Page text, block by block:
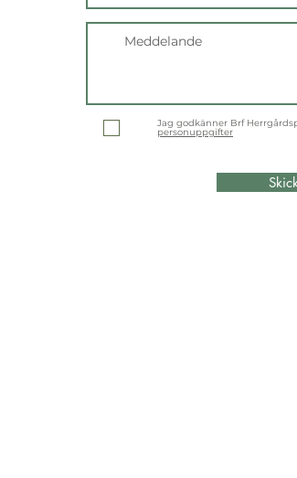
Jag godkänner Brf
personuppgifter